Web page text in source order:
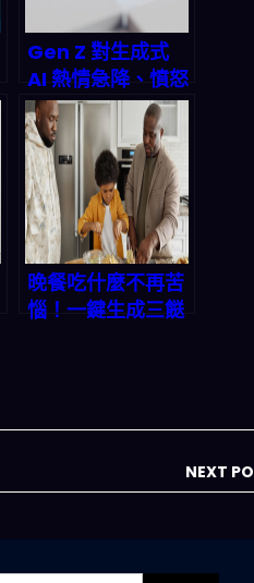
Gen Z 對生成式
AI 熱情急降、憤怒
飆升：2026 職場
與教育該怎麼「講
人話」才不會翻
車？
晚餐吃什麼不再苦
惱！一鍵生成三餸
NEXT